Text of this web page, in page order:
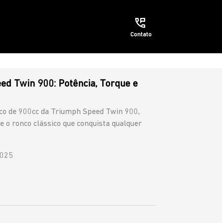
Contato
Twin 900: Potência, Torque e
de 900cc da Triumph Speed Twin 900,
o ronco clássico que conquista qualquer